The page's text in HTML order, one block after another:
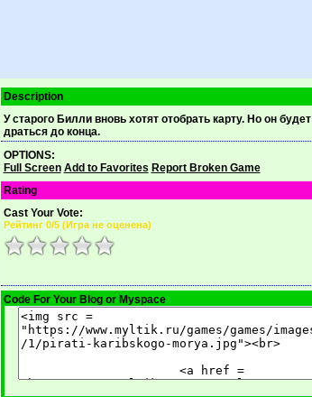
Description
У старого Билли вновь хотят отобрать карту. Но он будет
драться до конца.
OPTIONS:
Full Screen Add to Favorites Report Broken Game
Rating
Cast Your Vote:
Рейтинг 0/5 (Игра не оценена)
Code For Your Blog or Myspace